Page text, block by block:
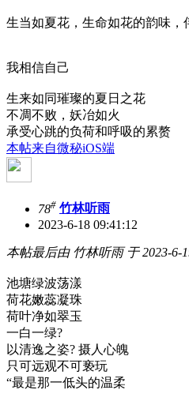
生当如夏花，生命如花的韵味，
我相信自己
生来如同璀璨的夏日之花
不凋不败，妖冶如火
承受心跳的负荷和呼吸的累赘
本帖来自微秘iOS端
78# 竹林听雨
2023-6-18 09:41:12
本帖最后由 竹林听雨 于 2023-6-
池塘绿波荡漾
荷花嫩蕊凝珠
荷叶净如翠玉
一白一绿?
以清逸之姿? 摄人心魄
只可远观不可亵玩
“最是那一低头的温柔